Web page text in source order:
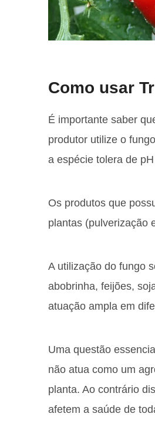
Como usar
É importante saber
produtor utilize o
a espécie tolera de
Os produtos que
plantas (pulverização
A utilização do fungo
abobrinha, feijões,
atuação ampla em
Uma questão
não atua como um
planta. Ao contrário
afetem a saúde de